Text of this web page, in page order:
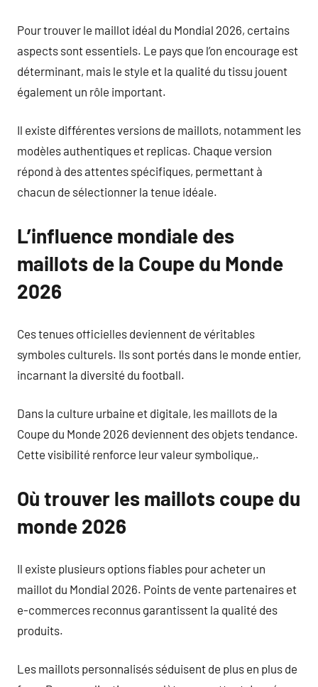
Pour trouver le maillot idéal du Mondial 2026, certains
aspects sont essentiels. Le pays que l’on encourage est
déterminant, mais le style et la qualité du tissu jouent
également un rôle important.
Il existe différentes versions de maillots, notamment les
modèles authentiques et replicas. Chaque version
répond à des attentes spécifiques, permettant à
chacun de sélectionner la tenue idéale.
L’influence mondiale des
maillots de la Coupe du Monde
2026
Ces tenues officielles deviennent de véritables
symboles culturels. Ils sont portés dans le monde entier,
incarnant la diversité du football.
Dans la culture urbaine et digitale, les maillots de la
Coupe du Monde 2026 deviennent des objets tendance.
Cette visibilité renforce leur valeur symbolique,.
Où trouver les maillots coupe du
monde 2026
Il existe plusieurs options fiables pour acheter un
maillot du Mondial 2026. Points de vente partenaires et
e-commerces reconnus garantissent la qualité des
produits.
Les maillots personnalisés séduisent de plus en plus de